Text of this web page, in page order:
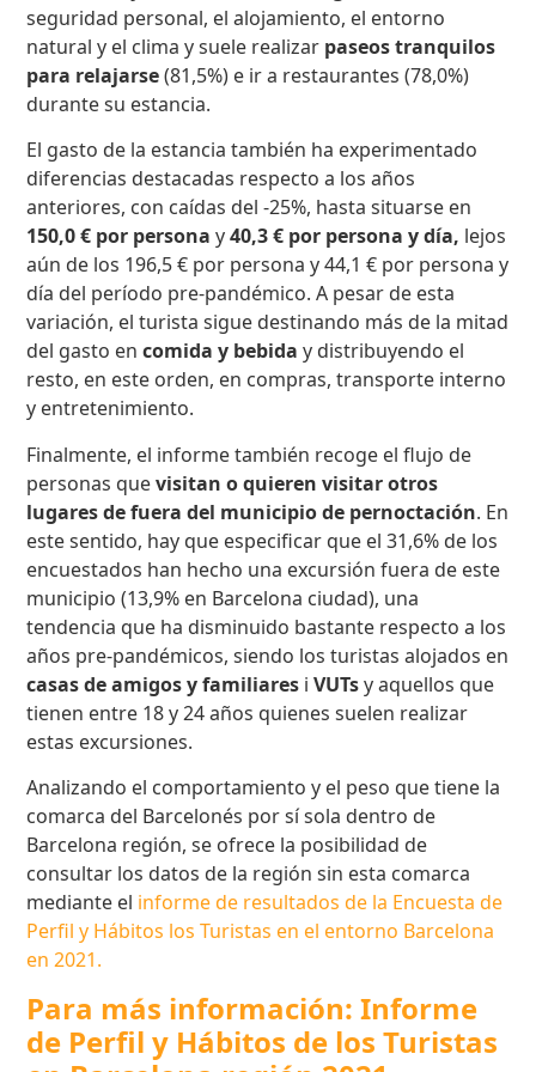
seguridad personal, el alojamiento, el entorno
natural y el clima y suele realizar paseos tranquilos
para relajarse(81,5%) e ir a restaurantes (78,0%)
durante su estancia.
El gasto de la estancia también ha experimentado
diferencias destacadas respecto a los años
anteriores, con caídas del -25%, hasta situarse en
150,0 € por persona y40,3 € por persona y día, lejos
aún de los 196,5 € por persona y 44,1 € por persona y
día del período pre-pandémico. A pesar de esta
variación, el turista sigue destinando más de la mitad
del gasto encomida y bebida y distribuyendo el
resto, en este orden, en compras, transporte interno
y entretenimiento.
Finalmente, el informe también recoge el flujo de
personas quevisitan o quieren visitar otros
lugares de fuera del municipio de pernoctación. En
este sentido, hay que especificar que el 31,6% de los
encuestados han hecho una excursión fuera de este
municipio (13,9% en Barcelona ciudad), una
tendencia que ha disminuido bastante respecto a los
años pre-pandémicos, siendo los turistas alojados en
casas de amigos y familiares iVUTsy aquellos que
tienen entre 18 y 24 años quienes suelen realizar
estas excursiones.
Analizando el comportamiento y el peso que tiene la
comarca del Barcelonés por sí sola dentro de
Barcelona región, se ofrece la posibilidad de
consultar los datos de la región sin esta comarca
mediante el informe de resultados de la Encuesta de
Perfil y Hábitos los Turistas en el entorno Barcelona
en 2021.
Para más información: Informe
de Perfil y Hábitos de los Turistas